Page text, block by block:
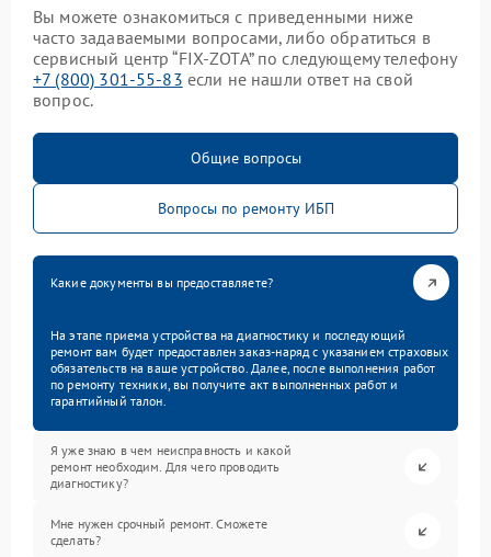
Вы можете ознакомиться с приведенными ниже
часто задаваемыми вопросами, либо обратиться в
сервисный центр “FIX-ZOTA” по следующему телефону
+7 (800) 301-55-83 если не нашли ответ на свой
вопрос.
Общие вопросы
Вопросы по ремонту ИБП
Какие документы вы предоставляете?
На этапе приема устройства на диагностику и последующий
ремонт вам будет предоставлен заказ-наряд с указанием страховых
обязательств на ваше устройство. Далее, после выполнения работ
по ремонту техники, вы получите акт выполненных работ и
гарантийный талон.
Я уже знаю в чем неисправность и какой
ремонт необходим. Для чего проводить
диагностику?
Мне нужен срочный ремонт. Сможете
сделать?